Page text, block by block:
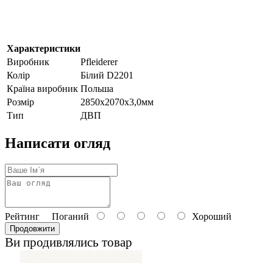
Характеристики
Виробник
Pfleiderer
Колір
Білий D2201
Країна виробник Польша
Розмір
2850х2070х3,0мм
Тип
ДВП
Написати огляд
Рейтинг Поганий Хороший
Продовжити
Ви продивлялись товар